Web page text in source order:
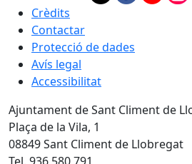
Crèdits
Contactar
Protecció de dades
Avís legal
Accessibilitat
Ajuntament de Sant Climent de
Plaça de la Vila, 1
08849 Sant Climent de Llobregat